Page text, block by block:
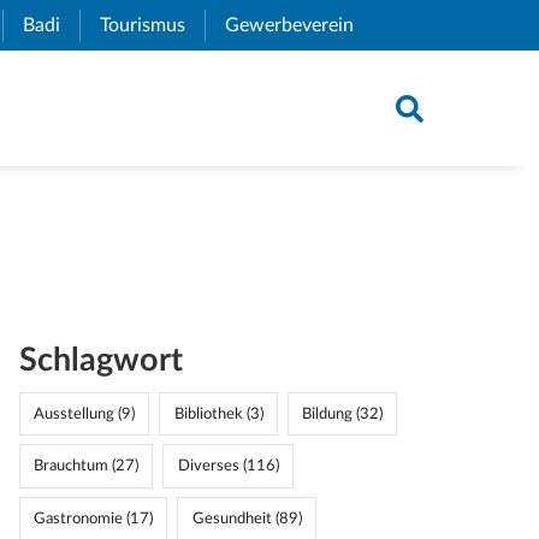
Link)
Badi (External Link)
Tourismus (External Link)
Gewerbeverein
Schlagwort
Ausstellung (9) Bibliothek (3) Bildung (32)
Brauchtum (27) Diverses (116)
Gastronomie (17) Gesundheit (89)